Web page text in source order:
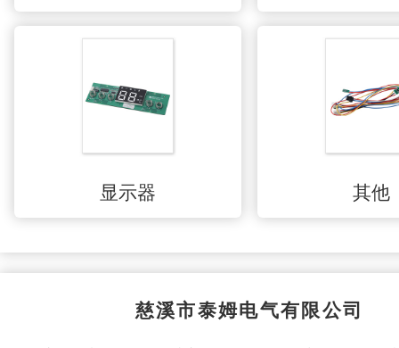
显示器 其他
慈溪市泰姆电气有限公司